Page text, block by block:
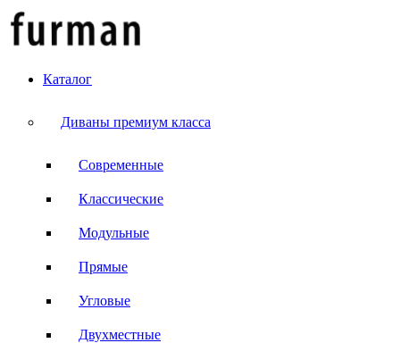
Каталог
Диваны премиум класса
Современные
Классические
Модульные
Прямые
Угловые
Двухместные